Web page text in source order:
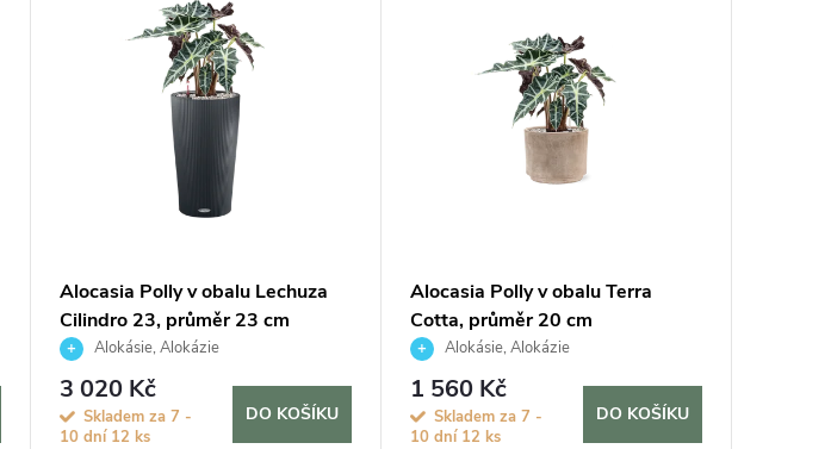
Alocasia Polly v obalu Lechuza
Cilindro 23, průměr 23 cm
Alokásie, Alokázie
3 020 Kč
Skladem za 7 -
10 dní 12 ks
DO KOŠÍKU
Alocasia Polly v obalu Terra
Cotta, průměr 20 cm
Alokásie, Alokázie
1 560 Kč
Skladem za 7 -
10 dní 12 ks
DO KOŠÍKU